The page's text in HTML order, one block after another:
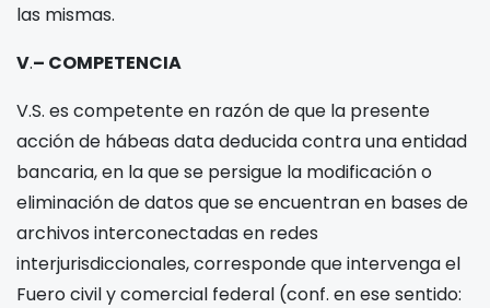
las mismas.
V.– COMPETENCIA
V.S. es competente en razón de que la presente
acción de hábeas data deducida contra una entidad
bancaria, en la que se persigue la modificación o
eliminación de datos que se encuentran en bases de
archivos interconectadas en redes
interjurisdiccionales, corresponde que intervenga el
Fuero civil y comercial federal (conf. en ese sentido: